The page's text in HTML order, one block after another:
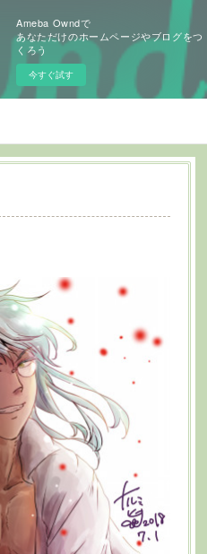
Ameba Owndで
あなただけのホームページやブログをつ
くろう
今すぐ試す